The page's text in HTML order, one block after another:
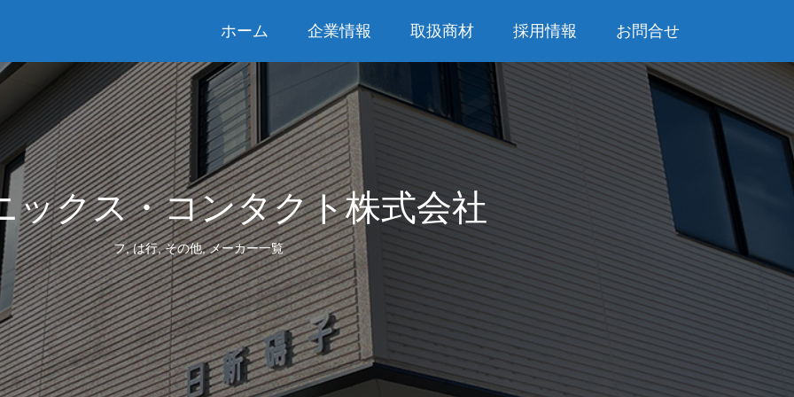
ホーム 企業情報 取扱商材 採用情報 お問合せ
ックス・コンタクト株式会社
フ,は行,その他,メーカー一覧